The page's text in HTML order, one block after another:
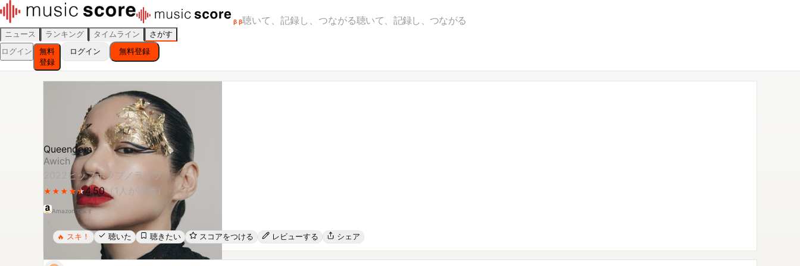
β β聴いて、記録し、つながる聴いて、記録し、つながる
ニュース ランキング タイムライン
さがす
ログイン
無料
登録
ログイン 無料登録
Queendom
Awich
ヒップホップ／ラップ
★
★★
★★
★★
★★
★4.50（ 1 人が評価）
Amazonで探す
🔥 スキ！ 聴いた 聴きたい スコアをつける レビューする シェア